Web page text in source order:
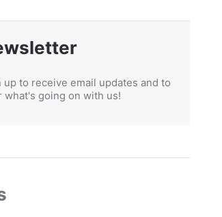
up to receive email updates and to
what's going on with us!